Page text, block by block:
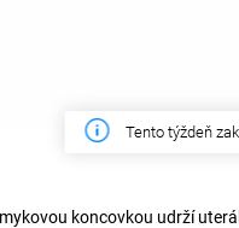
Tento týždeň
koncovkou udrží